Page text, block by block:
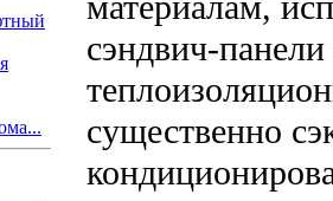
сэндвич-
существенно